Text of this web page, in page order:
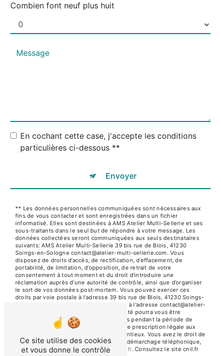
Combien font neuf plus huit
En cochant cette case, j'accepte les conditions
particulières ci-dessous **
Envoyer
** Les données personnelles communiquées sont nécessaires aux
fins de vous contacter et sont enregistrées dans un fichier
informatisé. Elles sont destinées à AMS Atelier Multi-Sellerie et ses
sous-traitants dans le seul but de répondre à votre message. Les
données collectées seront communiquées aux seuls destinataires
suivants: AMS Atelier Multi-Sellerie 39 bis rue de Blois, 41230
Soings-en-Sologne contact@atelier-multi-sellerie.com. Vous
disposez de droits d’accès, de rectification, d’effacement, de
portabilité, de limitation, d’opposition, de retrait de votre
consentement à tout moment et du droit d’introduire une
réclamation auprès d’une autorité de contrôle, ainsi que d’organiser
le sort de vos données post-mortem. Vous pouvez exercer ces
droits par voie postale à l'adresse 39 bis rue de Blois, 41230 Soings-
en-Sologne ou par courrier électronique à l'adresse contact@atelier-
multi-sellerie.com. Un justificatif d'identité pourra vous être
demandé. Nous conservons vos données pendant la période de
prise de contact puis pendant la durée de prescription légale aux
fins probatoires et de gestion des contentieux. Vous avez le droit de
vous inscrire sur la liste d'opposition au démarchage téléphonique,
disponible à cette adresse: Bloctel.gouv.fr. Consultez le site cnil.fr
Ce site utilise des cookies
et vous donne le contrôle